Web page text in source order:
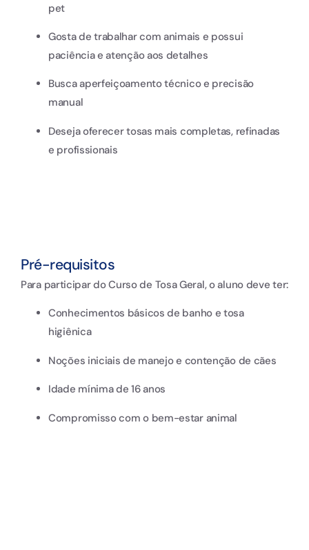
pet
Gosta de trabalhar com animais e possui
paciência e atenção aos detalhes
Busca aperfeiçoamento técnico e precisão
manual
Deseja oferecer tosas mais completas, refinadas
e profissionais
Pré-requisitos
Para participar do Curso de Tosa Geral, o aluno deve ter:
Conhecimentos básicos de banho e tosa
higiênica
Noções iniciais de manejo e contenção de cães
Idade mínima de 16 anos
Compromisso com o bem-estar animal